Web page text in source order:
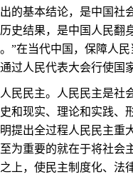
的基本结论，是中国社
史结果，是中国人民翻
”在当代中国，保障人
过人民代表大会行使国
民主。人民民主是社
和现实、理论和实践、
提出全过程人民民主重
为重要的就在于将社会
上，使民主制度化、法